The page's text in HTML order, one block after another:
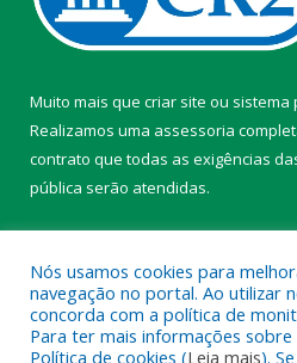
Muito mais que criar site ou sistema
Realizamos uma assessoria
contrato que todas as exigências
pública serão atendidas.
Nós usamos cookies para
navegação no portal. Ao utilizar
concorda com a política de
Para ter mais informações
Política de cookies (Leia mais).